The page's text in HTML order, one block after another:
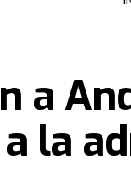
a
la